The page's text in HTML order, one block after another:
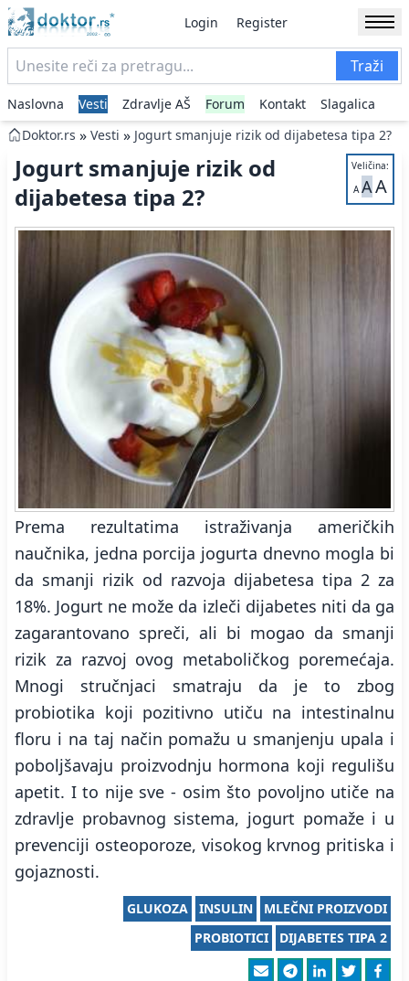
Login Register
Traži
Naslovna Vesti Zdravlje AŠ Forum Kontakt
Slagalica
Doktor.rs » Vesti » Jogurt smanjuje rizik od dijabetesa tipa 2?
Veličina:
A AA
Jogurt smanjuje rizik od
dijabetesa tipa 2?
Prema rezultatima istraživanja američkih
naučnika, jedna porcija jogurta dnevno mogla bi
da smanji rizik od razvoja dijabetesa tipa 2 za
18%. Jogurt ne može da izleči dijabetes niti da ga
zagarantovano spreči, ali bi mogao da smanji
rizik za razvoj ovog metaboličkog poremećaja.
Mnogi stručnjaci smatraju da je to zbog
probiotika koji pozitivno utiču na intestinalnu
floru i na taj način pomažu u smanjenju upala i
poboljšavaju proizvodnju hormona koji regulišu
apetit. I to nije sve - osim što povoljno utiče na
zdravlje probavnog sistema, jogurt pomaže i u
prevenciji osteoporoze, visokog krvnog pritiska i
gojaznosti.
MLEČNI PROIZVODI
INSULIN
GLUKOZA
DIJABETES TIPA 2
PROBIOTICI